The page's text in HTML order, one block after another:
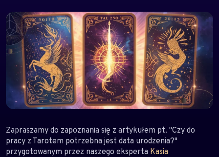
Zapraszamy do zapoznania się z artykułem pt. "Czy do
pracy z Tarotem potrzebna jest data urodzenia?"
przygotowanym przez naszego eksperta Kasia